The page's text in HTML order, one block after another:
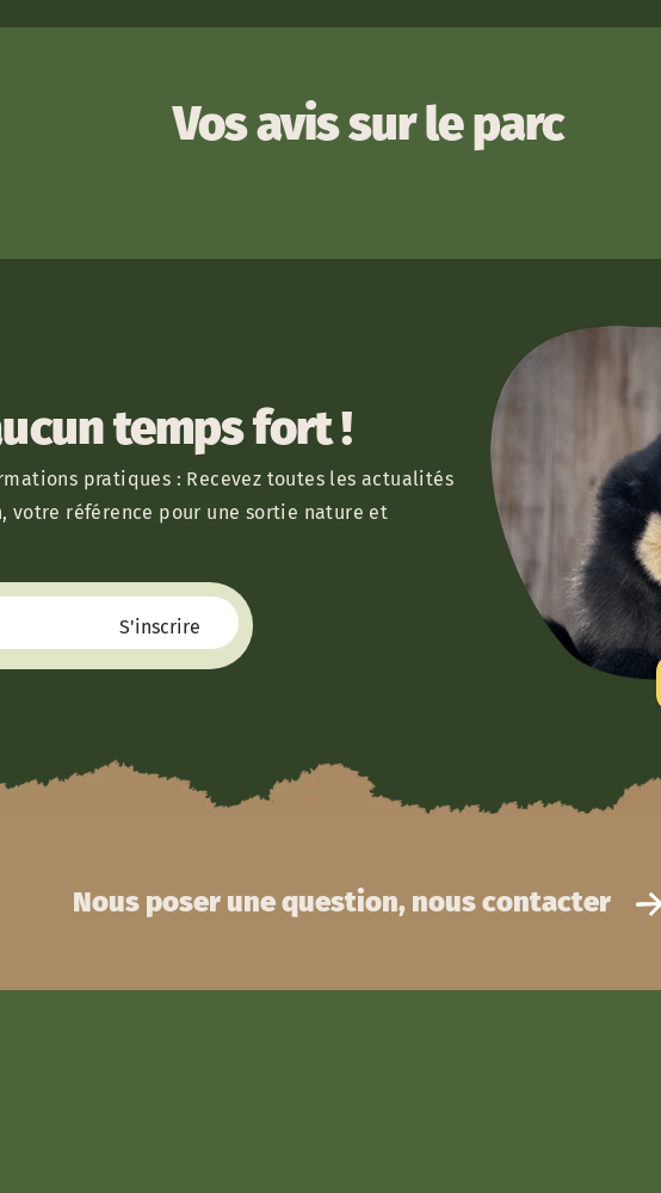
Vos avis sur le parc
temps fort !
pratiques : Recevez toutes les actualités
votre référence pour une sortie nature et
Nous poser une question, nous contacter